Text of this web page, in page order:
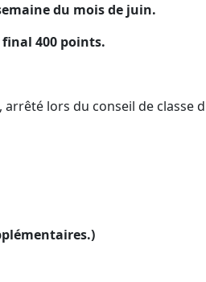
du mois de juin.
400 points.
lors du conseil de classe